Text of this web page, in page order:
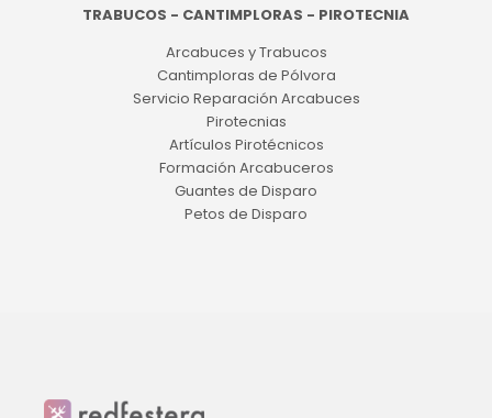
TRABUCOS - CANTIMPLORAS - PIROTECNIA
Arcabuces y Trabucos
Cantimploras de Pólvora
Servicio Reparación Arcabuces
Pirotecnias
Artículos Pirotécnicos
Formación Arcabuceros
Guantes de Disparo
Petos de Disparo